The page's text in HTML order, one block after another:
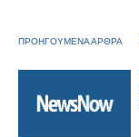
ΠΡΟΗΓΟΥΜΕΝΑ ΑΡΘΡΑ